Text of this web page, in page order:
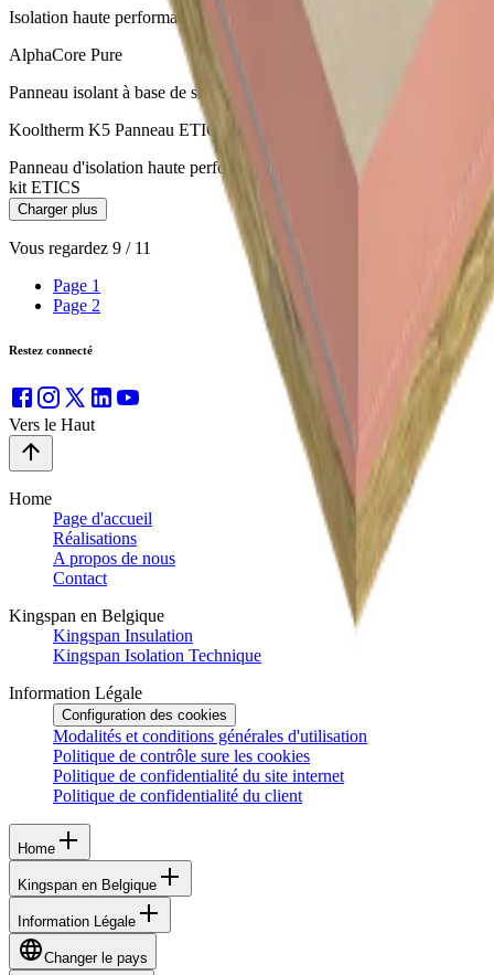
Isolation haute performance pour les systèmes de façades ventilées
AlphaCore Pure
Panneau isolant à base de silice microporeux
Kooltherm K5 Panneau ETICS
Panneau d'isolation haute performance en tant que composant d'un
kit ETICS
Charger plus
Vous regardez 9 / 11
Page 1
Page 2
Restez connecté
Vers le Haut
Home
Page d'accueil
Réalisations
A propos de nous
Contact
Kingspan en Belgique
Kingspan Insulation
Kingspan Isolation Technique
Information Légale
Configuration des cookies
Modalités et conditions générales d'utilisation
Politique de contrôle sure les cookies
Politique de confidentialité du site internet
Politique de confidentialité du client
Home
Kingspan en Belgique
Information Légale
Changer le pays